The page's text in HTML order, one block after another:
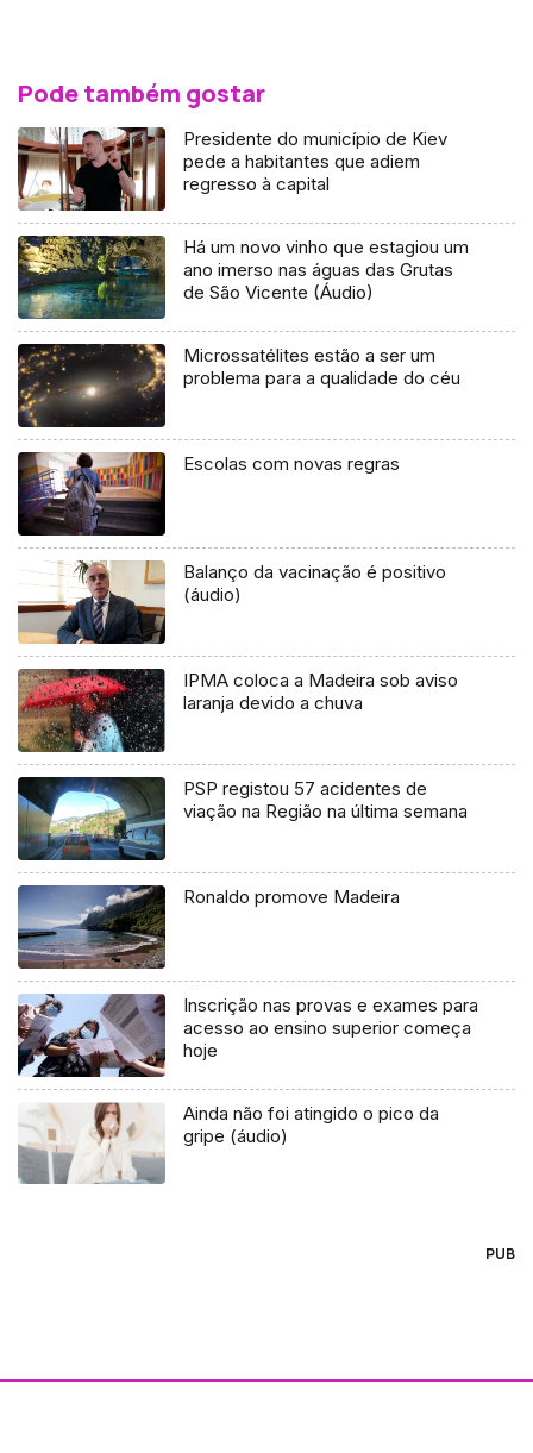
Pode também gostar
Presidente do município de Kiev
pede a habitantes que adiem
regresso à capital
Há um novo vinho que estagiou um
ano imerso nas águas das Grutas
de São Vicente (Áudio)
Microssatélites estão a ser um
problema para a qualidade do céu
Escolas com novas regras
Balanço da vacinação é positivo
(áudio)
IPMA coloca a Madeira sob aviso
laranja devido a chuva
PSP registou 57 acidentes de
viação na Região na última semana
Ronaldo promove Madeira
Inscrição nas provas e exames para
acesso ao ensino superior começa
hoje
Ainda não foi atingido o pico da
gripe (áudio)
PUB